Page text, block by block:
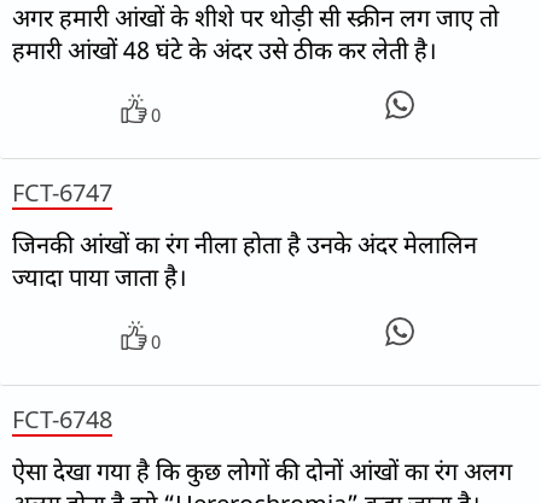
अगर हमारी आंखों के शीशे पर थोड़ी सी स्क्रीन लग जाए तो
हमारी आंखों 48 घंटे के अंदर उसे ठीक कर लेती है।
0
FCT-6747
जिनकी आंखों का रंग नीला होता है उनके अंदर मेलालिन
ज्यादा पाया जाता है।
0
FCT-6748
ऐसा देखा गया है कि कुछ लोगों की दोनों आंखों का रंग अलग